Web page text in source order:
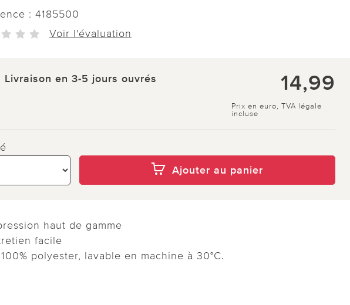
: 4185500
Voir l'évaluation
Livraison en 3-5 jours ouvrés 14,99
Prix en euro, TVA légale
incluse
Ajouter au panier
haut de gamme
facile
polyester, lavable en machine à 30°C.